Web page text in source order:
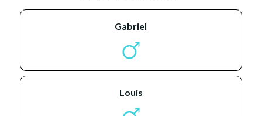
gabriel
louis